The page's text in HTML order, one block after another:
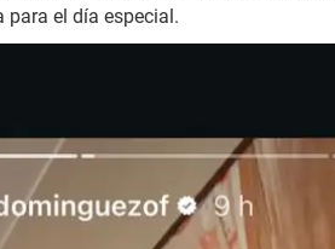
para el día especial.